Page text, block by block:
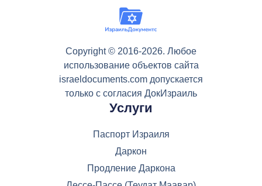
Copyright © 2016-2026. Любое
использование объектов сайта
israeldocuments.com допускается
только с согласия ДокИзраиль
Услуги
Паспорт Израиля
Даркон
Продление Даркона